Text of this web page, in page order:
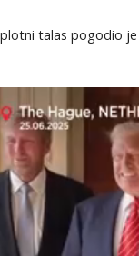
talas pogodio